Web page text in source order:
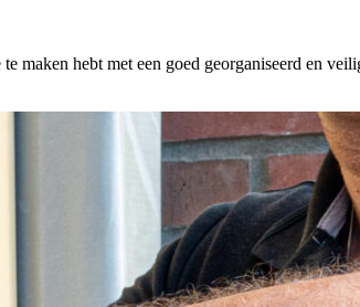
maken hebt met een goed georganiseerd en